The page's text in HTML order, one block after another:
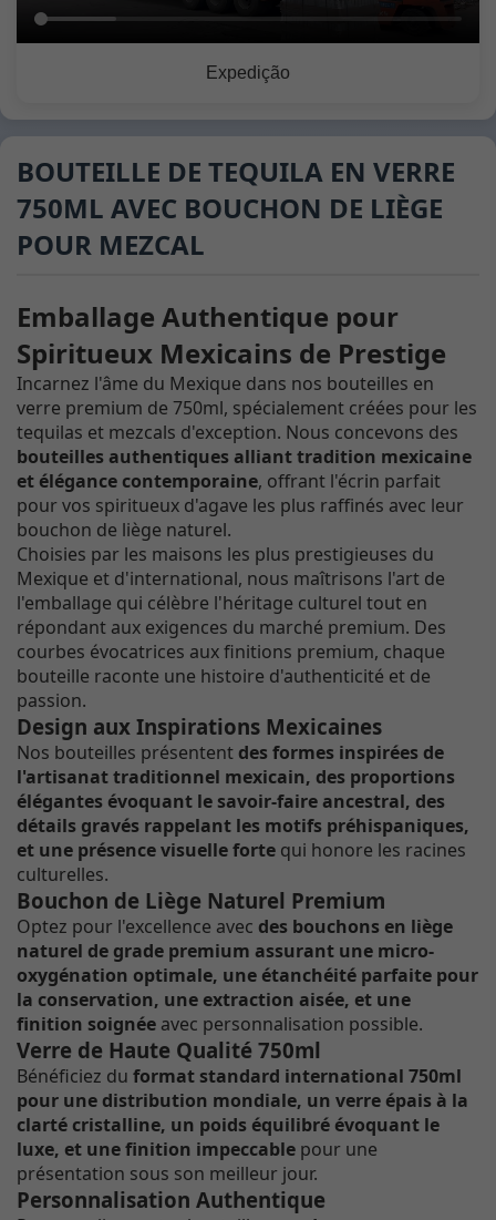
Expedição
BOUTEILLE DE TEQUILA EN VERRE
750ML AVEC BOUCHON DE LIÈGE
POUR MEZCAL
Emballage Authentique pour
Spiritueux Mexicains de Prestige
Incarnez l'âme du Mexique dans nos bouteilles en
verre premium de 750ml, spécialement créées pour les
tequilas et mezcals d'exception. Nous concevons des
bouteilles authentiques alliant tradition mexicaine
et élégance contemporaine, offrant l'écrin parfait
pour vos spiritueux d'agave les plus raffinés avec leur
bouchon de liège naturel.
Choisies par les maisons les plus prestigieuses du
Mexique et d'international, nous maîtrisons l'art de
l'emballage qui célèbre l'héritage culturel tout en
répondant aux exigences du marché premium. Des
courbes évocatrices aux finitions premium, chaque
bouteille raconte une histoire d'authenticité et de
passion.
Design aux Inspirations Mexicaines
Nos bouteilles présentent des formes inspirées de
l'artisanat traditionnel mexicain, des proportions
élégantes évoquant le savoir-faire ancestral, des
détails gravés rappelant les motifs préhispaniques,
et une présence visuelle forte qui honore les racines
culturelles.
Bouchon de Liège Naturel Premium
Optez pour l'excellence avec des bouchons en liège
naturel de grade premium assurant une micro-
oxygénation optimale, une étanchéité parfaite pour
la conservation, une extraction aisée, et une
finition soignée avec personnalisation possible.
Verre de Haute Qualité 750ml
Bénéficiez du format standard international 750ml
pour une distribution mondiale, un verre épais à la
clarté cristalline, un poids équilibré évoquant le
luxe, et une finition impeccable pour une
présentation sous son meilleur jour.
Personnalisation Authentique